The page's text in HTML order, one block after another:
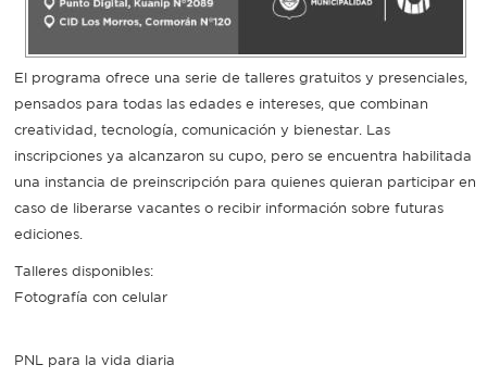
El programa ofrece una serie de talleres gratuitos y presenciales,
pensados para todas las edades e intereses, que combinan
creatividad, tecnología, comunicación y bienestar. Las
inscripciones ya alcanzaron su cupo, pero se encuentra habilitada
una instancia de preinscripción para quienes quieran participar en
caso de liberarse vacantes o recibir información sobre futuras
ediciones.
Talleres disponibles:
Fotografía con celular
PNL para la vida diaria